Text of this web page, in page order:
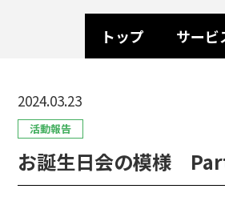
トップ サービ
2024.03.23
活動報告
お誕生日会の模様